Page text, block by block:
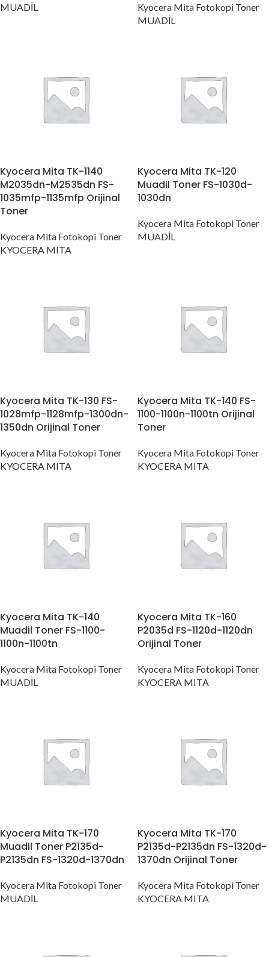
MUADİL
Kyocera Mita Fotokopi Toner
MUADİL
Kyocera Mita TK-1140
M2035dn-M2535dn FS-
1035mfp-1135mfp Orijinal
Toner
Kyocera Mita Fotokopi Toner
KYOCERA MITA
Kyocera Mita TK-120
Muadil Toner FS-1030d-
1030dn
Kyocera Mita Fotokopi Toner
MUADİL
Kyocera Mita TK-130 FS-
1028mfp-1128mfp-1300dn-
1350dn Orijinal Toner
Kyocera Mita Fotokopi Toner
KYOCERA MITA
Kyocera Mita TK-140 FS-
1100-1100n-1100tn Orijinal
Toner
Kyocera Mita Fotokopi Toner
KYOCERA MITA
Kyocera Mita TK-140
Muadil Toner FS-1100-
1100n-1100tn
Kyocera Mita Fotokopi Toner
MUADİL
Kyocera Mita TK-160
P2035d FS-1120d-1120dn
Orijinal Toner
Kyocera Mita Fotokopi Toner
KYOCERA MITA
Kyocera Mita TK-170
Muadil Toner P2135d-
P2135dn FS-1320d-1370dn
Kyocera Mita Fotokopi Toner
MUADİL
Kyocera Mita TK-170
P2135d-P2135dn FS-1320d-
1370dn Orijinal Toner
Kyocera Mita Fotokopi Toner
KYOCERA MITA